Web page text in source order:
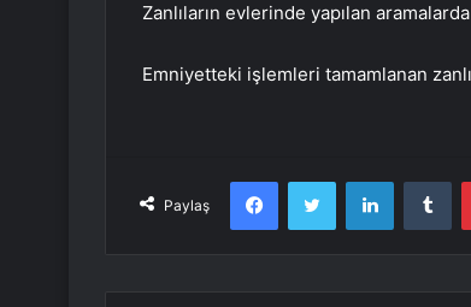
Zanlıların evlerinde yapılan
Emniyetteki işlemleri tamamlanan
Paylaş
FacebookTwitter LinkedIn